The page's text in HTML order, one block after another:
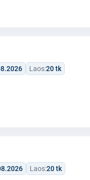
Laos:20 tk
Laos:20 tk